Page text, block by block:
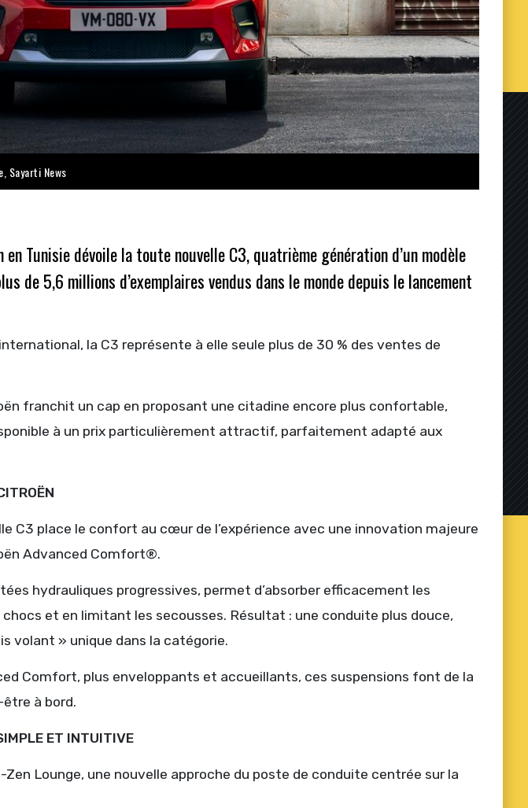
, Sayarti News
Tunisie dévoile la toute nouvelle C3, quatrième génération d’un modèle
de 5,6 millions d’exemplaires vendus dans le monde depuis le lancement
la C3 représente à elle seule plus de 30 % des ventes de
franchit un cap en proposant une citadine encore plus confortable,
à un prix particulièrement attractif, parfaitement adapté aux
C3 place le confort au cœur de l’expérience avec une innovation majeure
Advanced Comfort®.
hydrauliques progressives, permet d’absorber efficacement les
et en limitant les secousses. Résultat : une conduite plus douce,
volant » unique dans la catégorie.
Comfort, plus enveloppants et accueillants, ces suspensions font de la
à bord.
ET INTUITIVE
Lounge, une nouvelle approche du poste de conduite centrée sur la